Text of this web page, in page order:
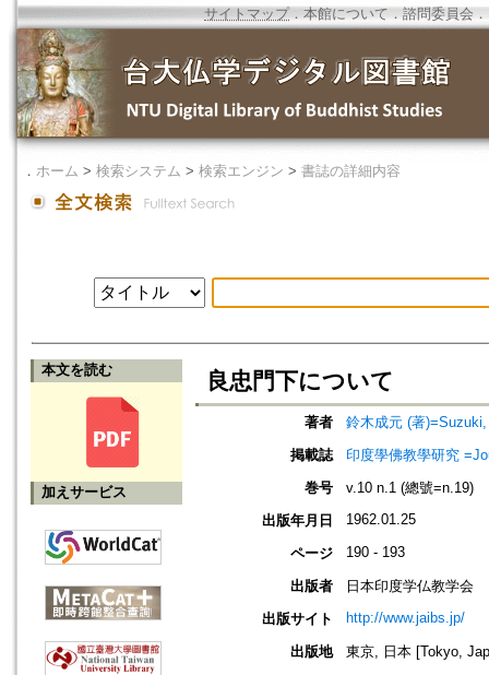
サイトマップ．本館について ． 諮問委員会 ．
． ホーム > 検索システム > 検索エンジン > 書誌の詳細内容
本文を読む
加えサービス
良忠門下について
著者
鈴木成元 (著
掲載誌
印度學佛教學研究
巻号
v.10 n.1 (總號=n.19)
出版年月日
1962.01.25
ページ 190 - 193
出版者
日本印度学仏教学会
出版サイト
http://www.jaibs.jp/
出版地
東京, 日本 [Tokyo,